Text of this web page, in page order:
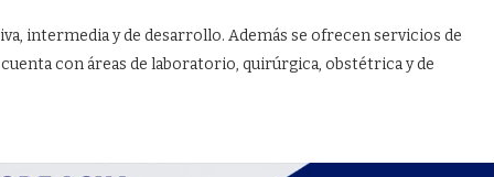
intermedia y de desarrollo. Además se ofrecen servicios de
con áreas de laboratorio, quirúrgica, obstétrica y de